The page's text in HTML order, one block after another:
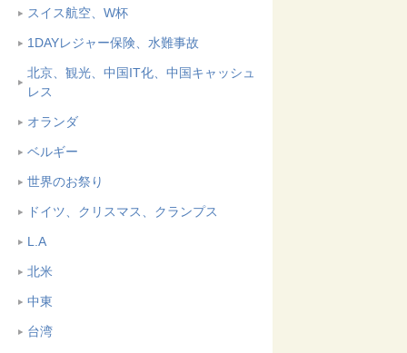
スイス航空、W杯
1DAYレジャー保険、水難事故
北京、観光、中国IT化、中国キャッシュ
レス
オランダ
ベルギー
世界のお祭り
ドイツ、クリスマス、クランプス
L.A
北米
中東
台湾